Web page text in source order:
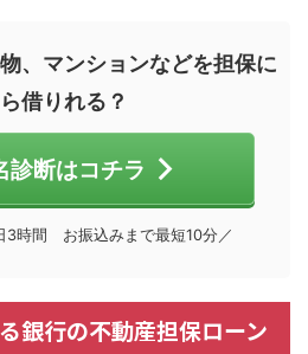
、マンションなどを担保に
借りれる？
診断はコチラ
3時間 お振込みまで最短10分／
銀行の不動産担保ローン